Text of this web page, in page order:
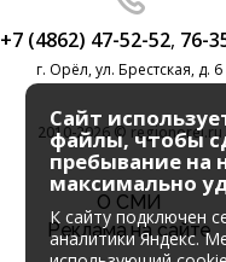
+7 (4862) 47-52-52, 76-
г. Орёл, ул. Брестская, д. 6
2010-2026 © regionorel.ru
О СМИ
Реклама на сайте
Сайт
файлы, чтобы
пребывание на
максимально
К cайту подключен
аналитики Яндекс.